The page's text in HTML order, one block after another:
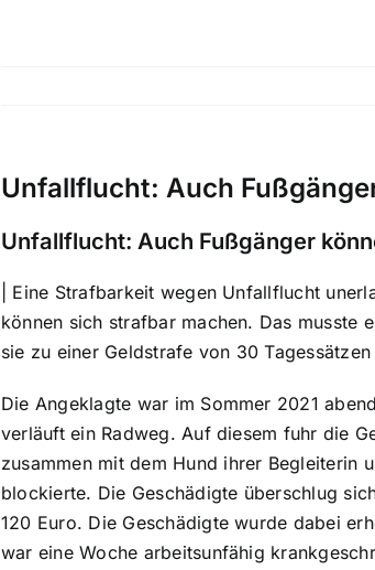
Unfallflucht: Auch
Unfallflucht: Auch Fußgänger
| Eine Strafbarkeit wegen Unfallflucht
können sich strafbar machen. Das musste
sie zu einer Geldstrafe von 30 Tagessätzen
Die Angeklagte war im Sommer 2021
verläuft ein Radweg. Auf diesem fuhr die
zusammen mit dem Hund ihrer Begleiterin
blockierte. Die Geschädigte überschlug
120 Euro. Die Geschädigte wurde dabei
war eine Woche arbeitsunfähig